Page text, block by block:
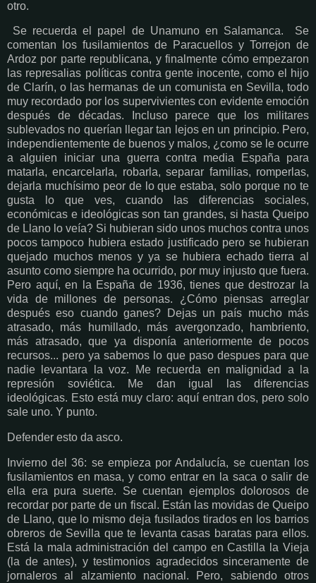
otro.
Se recuerda el papel de Unamuno en Salamanca. Se
comentan los fusilamientos de Paracuellos y Torrejon de
Ardoz por parte republicana, y finalmente cómo empezaron
las represalias políticas contra gente inocente, como el hijo
de Clarín, o las hermanas de un comunista en Sevilla, todo
muy recordado por los supervivientes con evidente emoción
después de décadas. Incluso parece que los militares
sublevados no querían llegar tan lejos en un principio. Pero,
independientemente de buenos y malos, ¿como se le ocurre
a alguien iniciar una guerra contra media España para
matarla, encarcelarla, robarla, separar familias, romperlas,
dejarla muchísimo peor de lo que estaba, solo porque no te
gusta lo que ves, cuando las diferencias sociales,
económicas e ideológicas son tan grandes, si hasta Queipo
de Llano lo veía? Si hubieran sido unos muchos contra unos
pocos tampoco hubiera estado justificado pero se hubieran
quejado muchos menos y ya se hubiera echado tierra al
asunto como siempre ha ocurrido, por muy injusto que fuera.
Pero aquí, en la España de 1936, tienes que destrozar la
vida de millones de personas. ¿Cómo piensas arreglar
después eso cuando ganes? Dejas un país mucho más
atrasado, más humillado, más avergonzado, hambriento,
más atrasado, que ya disponía anteriormente de pocos
recursos... pero ya sabemos lo que paso despues para que
nadie levantara la voz. Me recuerda en malignidad a la
represión soviética. Me dan igual las diferencias
ideológicas. Esto está muy claro: aquí entran dos, pero solo
sale uno. Y punto.
Defender esto da asco.
Invierno del 36: se empieza por Andalucía, se cuentan los
fusilamientos en masa, y como entrar en la saca o salir de
ella era pura suerte. Se cuentan ejemplos dolorosos de
recordar por parte de un fiscal. Están las movidas de Queipo
de Llano, que lo mismo deja fusilados tirados en los barrios
obreros de Sevilla que te levanta casas baratas para ellos.
Está la mala administración del campo en Castilla la Vieja
(la de antes), y testimonios agradecidos sinceramente de
jornaleros al alzamiento nacional. Pero, sabiendo otros